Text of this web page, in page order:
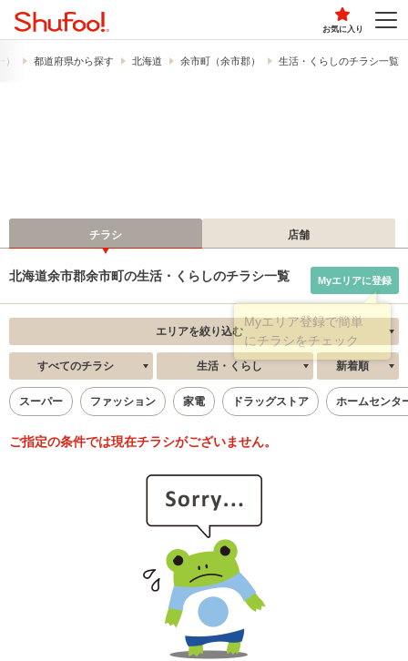
お気に入り
都道府県から探す 北海道 余市町（余市郡） 生活・くらしのチラシ一覧
チラシ 店舗
北海道余市郡余市町の生活・くらしのチラシ一覧 Myエリアに登録
エリアを絞り込む
すべてのチラシ 生活・くらし 新着順
スーパー ファッション 家電 ドラッグストア ホームセンタ
ご指定の条件では現在チラシがございません。